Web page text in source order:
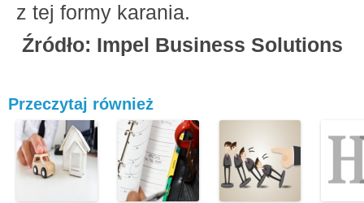
z tej formy karania.
Źródło: Impel Business Solutions
Przeczytaj również